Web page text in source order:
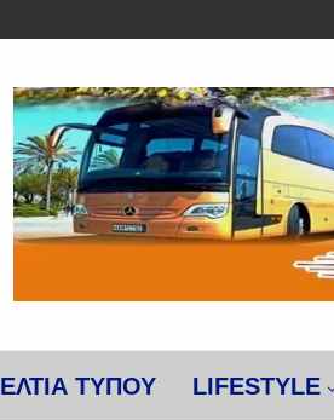
ΤΥΠΟΥ LIFESTYLE